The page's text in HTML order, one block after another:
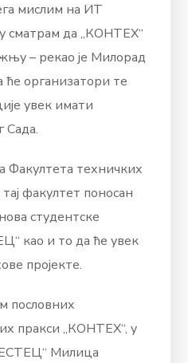
мислим на ИТ
сматрам да „КОНТЕХ“
– рекао је Милорад
ће организатори те
увек имати
Сада.
Факултета техничких
тај факултет поносан
студентске
као и то да ће увек
пројекте.
пословних
пракси „КОНТЕХ“, у
Милица